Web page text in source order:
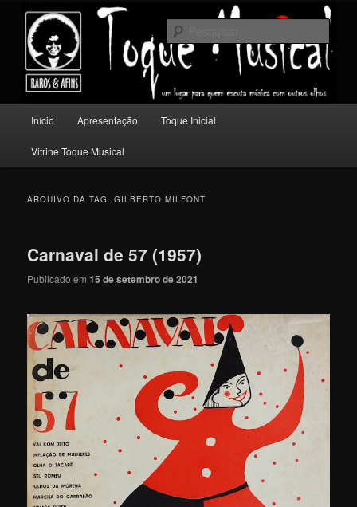
conteúdo
principal
conteúdo
secundário
Toque Musical
Um lugar para quem escuta música com outros olhos.
principal
Início Apresentação Toque Inicial
Vitrine Toque Musical
ARQUIVO DA TAG:GILBERTO MILFONT
Carnaval de 57 (1957)
Publicado em15 de setembro de 2021